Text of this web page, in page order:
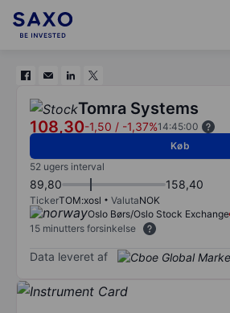
Tomra Systems
108,30-1,50 / -1,37%14:45:00
Køb
52 ugers interval
89,80 158,40
TickerTOM:xosl ValutaNOK
Oslo Børs/Oslo Stock Exchange
15 minutters forsinkelse
Data leveret af